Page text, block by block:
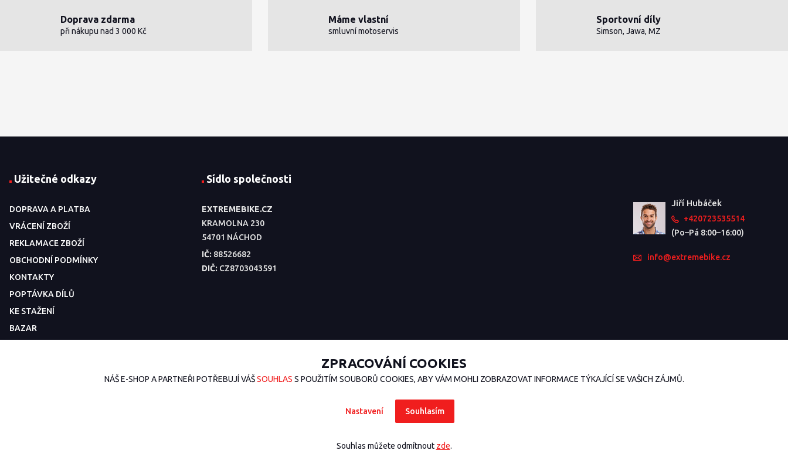
Doprava zdarma
při nákupu nad 3 000 Kč
Máme vlastní
smluvní motoservis
Sportovní díly
Simson, Jawa, MZ
Užitečné odkazy
DOPRAVA A PLATBA
VRÁCENÍ ZBOŽÍ
REKLAMACE ZBOŽÍ
OBCHODNÍ PODMÍNKY
KONTAKTY
POPTÁVKA DÍLŮ
KE STAŽENÍ
BAZAR
Sídlo společnosti
EXTREMEBIKE.CZ
KRAMOLNA 230
54701 NÁCHOD
IČ: 88526682
DIČ: CZ8703043591
Jiří Hubáček
+420723535514
(Po–Pá 8:00–16:00)
info@extremebike.cz
OndřejDvořák.com.
ZPRACOVÁNÍ COOKIES
NÁŠ E-SHOP A PARTNEŘI POTŘEBUJÍ VÁŠSOUHLAS S POUŽITÍM SOUBORŮ COOKIES, ABY VÁM MOHLI ZOBRAZOVAT INFORMACE TÝKAJÍCÍ SE VAŠICH ZÁJMŮ.
Nastavení Souhlasím
Souhlas můžete odmítnout zde.